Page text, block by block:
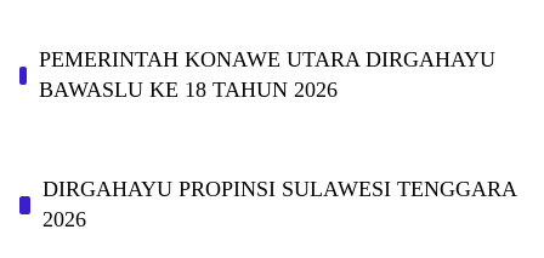
PEMERINTAH KONAWE UTARA DIRGAHAYU
BAWASLU KE 18 TAHUN 2026
DIRGAHAYU PROPINSI SULAWESI TENGGARA
2026